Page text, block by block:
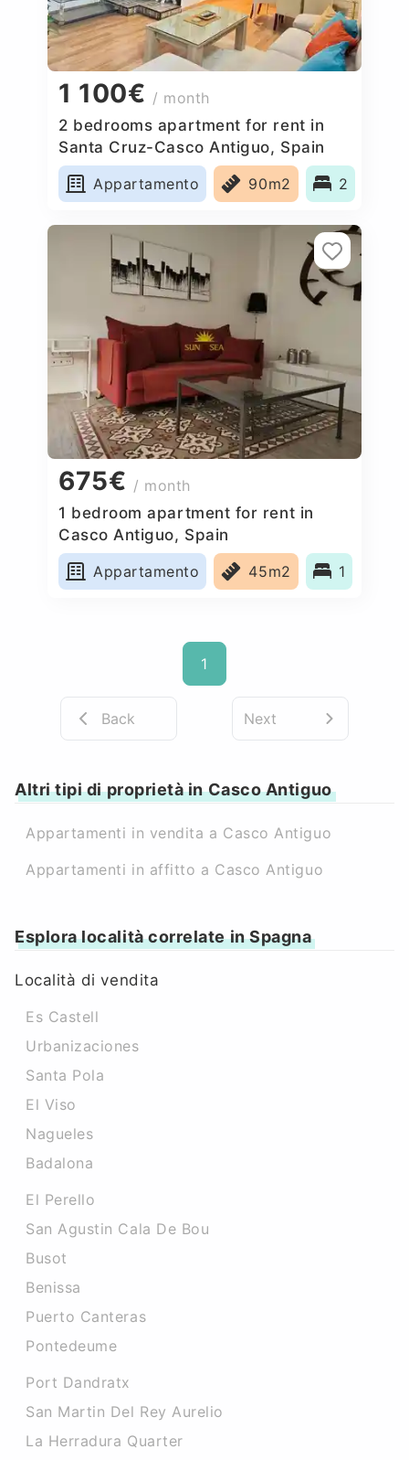
1 100€ / month
2 bedrooms apartment for rent in
Santa Cruz-Casco Antiguo, Spain
Appartamento
90m2 2
675€ / month
1 bedroom apartment for rent in
Casco Antiguo, Spain
Appartamento
45m2 1
1
Back Next
Altri tipi di proprietà in Casco Antiguo
Appartamenti in vendita a Casco Antiguo
Appartamenti in affitto a Casco Antiguo
Esplora località correlate in Spagna
Località di vendita
Es Castell
Urbanizaciones
Santa Pola
El Viso
Nagueles
Badalona
El Perello
San Agustin Cala De Bou
Busot
Benissa
Puerto Canteras
Pontedeume
Port Dandratx
San Martin Del Rey Aurelio
La Herradura Quarter